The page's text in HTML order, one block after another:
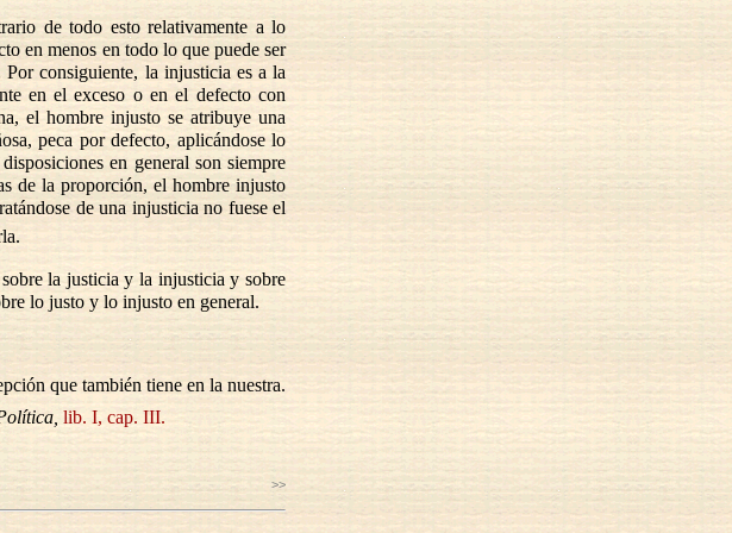
de todo esto relativamente a lo
en menos en todo lo que puede ser
consiguiente, la injusticia es a la
en el exceso o en el defecto con
el hombre injusto se atribuye una
peca por defecto, aplicándose lo
en general son siempre
de la proporción, el hombre injusto
de una injusticia no fuese el
la justicia y la injusticia y sobre
lo justo y lo injusto en general.
que también tiene en la nuestra.
lib. I, cap. III.
>>